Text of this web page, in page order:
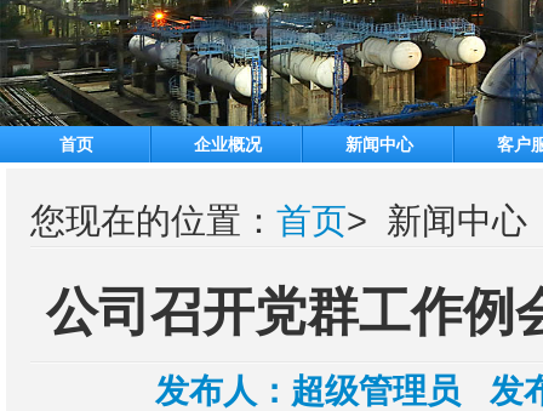
首页 企业概况 新闻中心 客户
您现在的位置： 首页> 新闻中心
公司召开党群工作例
发布人： 超级管理员 发